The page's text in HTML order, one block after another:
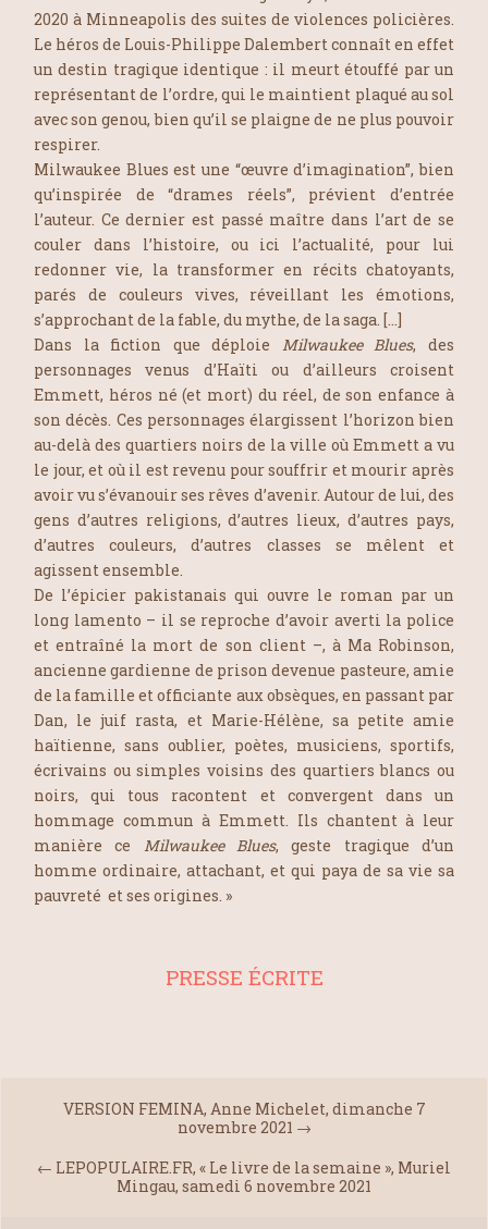
2020 à Minneapolis des suites de violences policières.
Le héros de Louis-Philippe Dalembert connaît en effet
un destin tragique identique : il meurt étouffé par un
représentant de l’ordre, qui le maintient plaqué au sol
avec son genou, bien qu’il se plaigne de ne plus pouvoir
respirer.
Milwaukee Blues est une “œuvre d’imagination”, bien
qu’inspirée de“drames réels”, prévient d’entrée
l’auteur. Ce dernier est passé maître dans l’art de se
couler dans l’histoire, ou ici l’actualité, pour lui
redonner vie, la transformer en récits chatoyants,
parés de couleurs vives, réveillant les émotions,
s’approchant de la fable, du mythe, de la saga. […]
Dans la fiction que déploie Milwaukee Blues, des
personnages venus d’Haïti ou d’ailleurs croisent
Emmett, héros né (et mort) du réel, de son enfance à
son décès. Ces personnages élargissent l’horizon bien
au-delà des quartiers noirs de la ville où Emmett a vu
le jour, et où il est revenu pour souffrir et mourir après
avoir vu s’évanouir ses rêves d’avenir. Autour de lui, des
gens d’autres religions, d’autres lieux, d’autres pays,
d’autres couleurs, d’autres classes se mêlent et
agissent ensemble.
De l’épicier pakistanais qui ouvre le roman par un
long lamento – il se reproche d’avoir averti la police
et entraîné la mort de son client –, à Ma Robinson,
ancienne gardienne de prison devenue pasteure, amie
de la famille et officiante aux obsèques, en passant par
Dan, le juif rasta, et Marie-Hélène, sa petite amie
haïtienne, sans oublier, poètes, musiciens, sportifs,
écrivains ou simples voisins des quartiers blancs ou
noirs, qui tous racontent et convergent dans un
hommage commun à Emmett. Ils chantent à leur
manière ce Milwaukee Blues, geste tragique d’un
homme ordinaire, attachant, et qui paya de sa vie sa
pauvreté et ses origines. »
PRESSE ÉCRITE
VERSION FEMINA, Anne Michelet, dimanche 7
novembre 2021 →
← LEPOPULAIRE.FR, « Le livre de la semaine », Muriel
Mingau, samedi 6 novembre 2021